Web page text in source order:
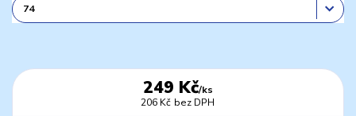
249 Kč/ks
206 Kč bez DPH